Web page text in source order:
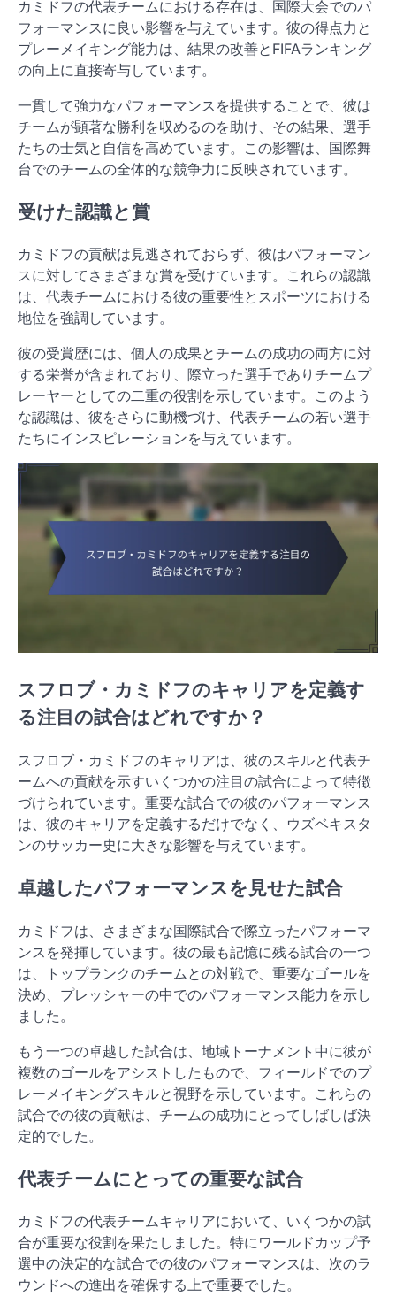
カミドフの代表チームにおける存在は、国際大会でのパ
フォーマンスに良い影響を与えています。彼の得点力と
プレーメイキング能力は、結果の改善とFIFAランキング
の向上に直接寄与しています。
一貫して強力なパフォーマンスを提供することで、彼は
チームが顕著な勝利を収めるのを助け、その結果、選手
たちの士気と自信を高めています。この影響は、国際舞
台でのチームの全体的な競争力に反映されています。
受けた認識と賞
カミドフの貢献は見逃されておらず、彼はパフォーマン
スに対してさまざまな賞を受けています。これらの認識
は、代表チームにおける彼の重要性とスポーツにおける
地位を強調しています。
彼の受賞歴には、個人の成果とチームの成功の両方に対
する栄誉が含まれており、際立った選手でありチームプ
レーヤーとしての二重の役割を示しています。このよう
な認識は、彼をさらに動機づけ、代表チームの若い選手
たちにインスピレーションを与えています。
スフロブ・カミドフのキャリアを定義す
る注目の試合はどれですか？
スフロブ・カミドフのキャリアは、彼のスキルと代表チ
ームへの貢献を示すいくつかの注目の試合によって特徴
づけられています。重要な試合での彼のパフォーマンス
は、彼のキャリアを定義するだけでなく、ウズベキスタ
ンのサッカー史に大きな影響を与えています。
卓越したパフォーマンスを見せた試合
カミドフは、さまざまな国際試合で際立ったパフォーマ
ンスを発揮しています。彼の最も記憶に残る試合の一つ
は、トップランクのチームとの対戦で、重要なゴールを
決め、プレッシャーの中でのパフォーマンス能力を示し
ました。
もう一つの卓越した試合は、地域トーナメント中に彼が
複数のゴールをアシストしたもので、フィールドでのプ
レーメイキングスキルと視野を示しています。これらの
試合での彼の貢献は、チームの成功にとってしばしば決
定的でした。
代表チームにとっての重要な試合
カミドフの代表チームキャリアにおいて、いくつかの試
合が重要な役割を果たしました。特にワールドカップ予
選中の決定的な試合での彼のパフォーマンスは、次のラ
ウンドへの進出を確保する上で重要でした。